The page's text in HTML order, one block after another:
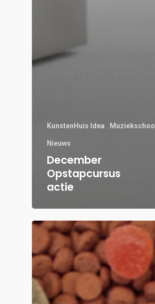
KunstenHuis Idea Muziekschool
Nieuws
December
Opstapcursus
actie